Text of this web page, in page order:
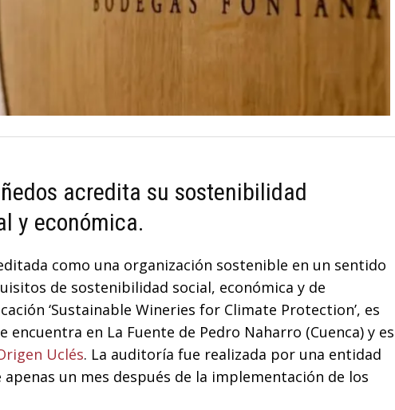
acredita su sostenibilidad
y económica.
como una organización sostenible en un sentido
de sostenibilidad social, económica y de
‘Sustainable Wineries for Climate Protection’, es
encuentra en La Fuente de Pedro Naharro (Cuenca) y es
Uclés. La auditoría fue realizada por una entidad
un mes después de la implementación de los